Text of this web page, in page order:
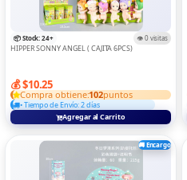
📦 Stock: 24+ 👁️ 0 visitas
HIPPER SONNY ANGEL ( CAJITA 6PCS)
💰 $10.25
Compra obtiene:102puntos
• Tiempo de Envío: 2 días
Agregar al Carrito
🚚 Encargo